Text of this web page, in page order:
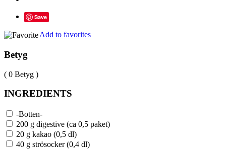
Save
Add to favorites
Betyg
( 0 Betyg )
INGREDIENTS
-Botten-
200 g digestive (ca 0,5 paket)
20 g kakao (0,5 dl)
40 g strösocker (0,4 dl)